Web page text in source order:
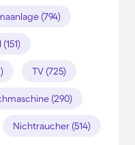
(794)
(151)
TV (725)
(290)
Nichtraucher (514)